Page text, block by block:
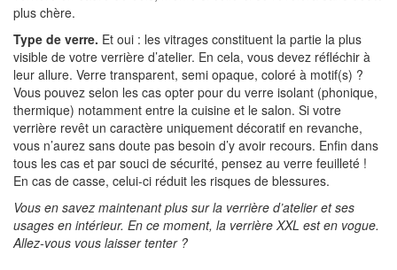
plus chère.
Type de verre. Et oui : les vitrages constituent la partie la plus
visible de votre verrière d’atelier. En cela, vous devez réfléchir à
leur allure. Verre transparent, semi opaque, coloré à motif(s) ?
Vous pouvez selon les cas opter pour du verre isolant (phonique,
thermique) notamment entre la cuisine et le salon. Si votre
verrière revêt un caractère uniquement décoratif en revanche,
vous n’aurez sans doute pas besoin d’y avoir recours. Enfin dans
tous les cas et par souci de sécurité, pensez au verre feuilleté !
En cas de casse, celui-ci réduit les risques de blessures.
Vous en savez maintenant plus sur la verrière d’atelier et ses
usages en intérieur. En ce moment, la verrière XXL est en vogue.
Allez-vous vous laisser tenter ?